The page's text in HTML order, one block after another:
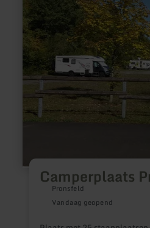
Camperplaats
Pronsfeld
Vandaag geopend